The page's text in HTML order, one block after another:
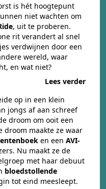
is hét hoogtepunt
niet wachten om
, uit te proberen.
rit verandert al snel
verdwijnen door een
wereld, waar
en wat niet?
Lees verder
op in een klein
jongs af aan schreef
droom om ooit een
droom maakte ze waar
en een AVI-
Nu maakt ze de
met haar debuut
bloedstollende
tot eind meesleept.